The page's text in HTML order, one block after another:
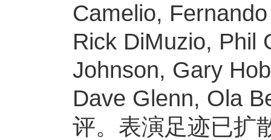
Camelio,
Rick DiMuzio, Phil
Johnson, Gary
Dave Glenn, Ola
评。表演足迹已扩